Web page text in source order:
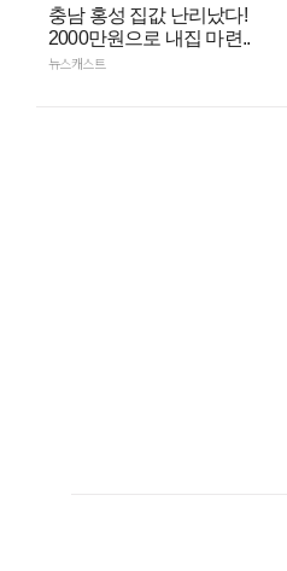
충남 홍성 집값 난리났다!
2000만원으로 내집 마련..
뉴스캐스트